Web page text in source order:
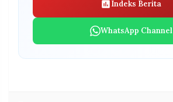
Indeks Berita
WhatsApp Channel